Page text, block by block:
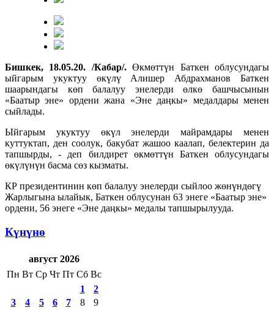
Бишкек, 18.05.20. /Кабар/.Өкмөттүн Баткен облусундагы
ыйгарым укуктуу өкүлү Алишер Абдрахманов Баткен
шаарындагы көп балалуу энелерди өлкө башчысынын
«Баатыр эне» ордени жана «Эне даңкы» медалдары менен
сыйлады.
Ыйгарым укуктуу өкүл энелерди майрамдары менен
куттуктап, ден соолук, бакубат жашоо каалап, белектерин да
тапшырды, - деп билдирет өкмөттүн Баткен облусундагы
өкүлүнүн басма сөз кызматы.
КР президентинин көп балалуу энелерди сыйлоо жөнүндөгү
Жарлыгына ылайык, Баткен облусунан 63 энеге «Баатыр эне»
ордени, 56 энеге «Эне даңкы» медалы тапшырылууда.
Күнүнө
август 2026
Пн Вт Ср Чт Пт Сб Вс
1
2
3
4 5 6 7 8
9